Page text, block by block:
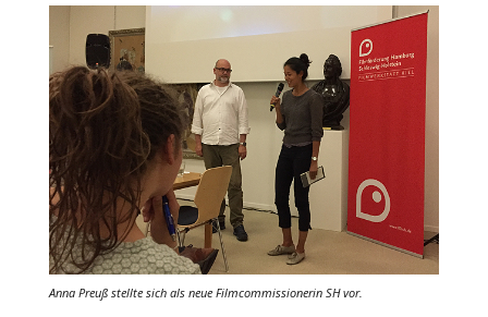
Anna Preuß stellte sich als neue Filmcommissionerin SH vor.